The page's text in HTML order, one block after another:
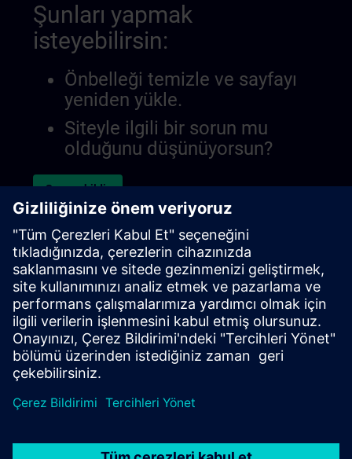
Şunları yapmak
isteyebilirsin:
Önbelleği temizle ve sayfayı
yeniden yükle.
Siteyle ilgili bir sorun mu
olduğunu düşünüyorsun?
Sorunu bildir